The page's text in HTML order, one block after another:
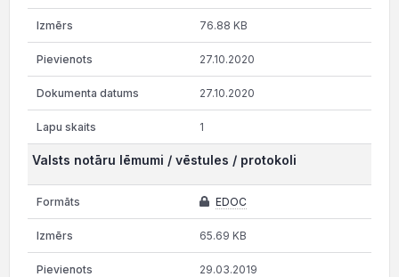
76.88 KB
27.10.2020
27.10.2020
1
Valsts notāru lēmumi / vēstules / protokoli
EDOC
65.69 KB
29.03.2019